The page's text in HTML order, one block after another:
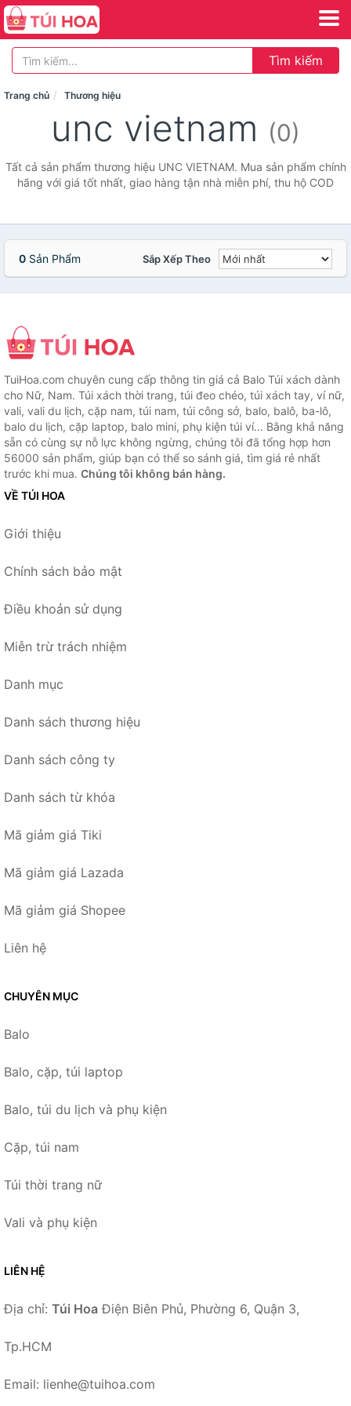
Tìm kiếm
Trang chủ Thương hiệu
unc vietnam (0)
Tất cả sản phẩm thương hiệu UNC VIETNAM. Mua sản phẩm chính
hãng với giá tốt nhất, giao hàng tận nhà miễn phí, thu hộ COD
0 Sản Phẩm Sắp Xếp Theo
TuiHoa.com chuyên cung cấp thông tin giá cả Balo Túi xách dành
cho Nữ, Nam. Túi xách thời trang, túi đeo chéo, túi xách tay, ví nữ,
vali, vali du lịch, cặp nam, túi nam, túi công sở, balo, balô, ba-lô,
balo du lịch, cặp laptop, balo mini, phụ kiện túi ví... Bằng khả năng
sẵn có cùng sự nỗ lực không ngừng, chúng tôi đã tổng hợp hơn
56000 sản phẩm, giúp bạn có thể so sánh giá, tìm giá rẻ nhất
trước khi mua. Chúng tôi không bán hàng.
VỀ TÚI HOA
Giới thiệu
Chính sách bảo mật
Điều khoản sử dụng
Miễn trừ trách nhiệm
Danh mục
Danh sách thương hiệu
Danh sách công ty
Danh sách từ khóa
Mã giảm giá Tiki
Mã giảm giá Lazada
Mã giảm giá Shopee
Liên hệ
CHUYÊN MỤC
Balo
Balo, cặp, túi laptop
Balo, túi du lịch và phụ kiện
Cặp, túi nam
Túi thời trang nữ
Vali và phụ kiện
LIÊN HỆ
Địa chỉ: Túi Hoa Điện Biên Phủ, Phường 6, Quận 3,
Tp.HCM
Email: lienhe@tuihoa.com